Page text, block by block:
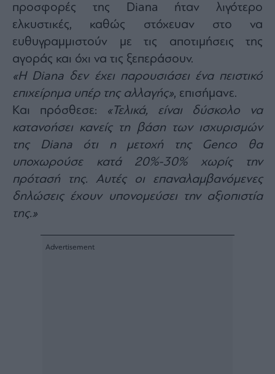
προσφορές της Diana ήταν λιγότερο
ελκυστικές, καθώς στόχευαν στο να
ευθυγραμμιστούν με τις αποτιμήσεις της
αγοράς και όχι να τις ξεπεράσουν.
«Η Diana δεν έχει παρουσιάσει ένα πειστικό
επιχείρημα υπέρ της αλλαγής», επισήμανε.
Και πρόσθεσε: «Τελικά, είναι δύσκολο να
κατανοήσει κανείς τη βάση των ισχυρισμών
της Diana ότι η μετοχή της Genco θα
υποχωρούσε κατά 20%-30% χωρίς την
πρότασή της. Αυτές οι επαναλαμβανόμενες
δηλώσεις έχουν υπονομεύσει την αξιοπιστία
της.»